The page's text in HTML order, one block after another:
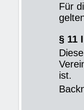
Für
§ 11
ist.